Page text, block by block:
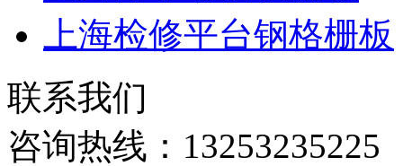
上海检修平台钢格栅板
联系我们
咨询热线： 13253235225